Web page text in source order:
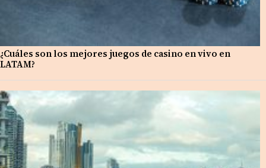
¿Cuáles son los mejores juegos de casino en vivo en
LATAM?